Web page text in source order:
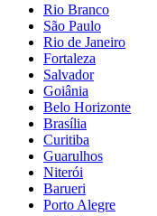
Rio Branco
São Paulo
Rio de Janeiro
Fortaleza
Salvador
Goiânia
Belo Horizonte
Brasília
Curitiba
Guarulhos
Niterói
Barueri
Porto Alegre